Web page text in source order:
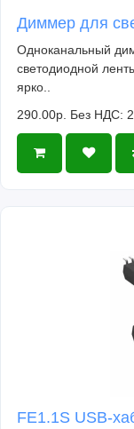
Диммер для
Одноканальный
светодиодной
ярко..
290.00р. Без НДС:
FE1.1S USB-